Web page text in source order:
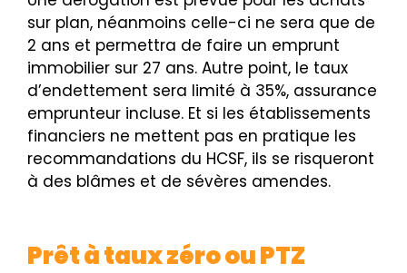
sur plan, néanmoins celle-ci ne sera que de
2 ans et permettra de faire un emprunt
immobilier sur 27 ans. Autre point, le taux
d’endettement sera limité à 35%, assurance
emprunteur incluse. Et si les établissements
financiers ne mettent pas en pratique les
recommandations du HCSF, ils se risqueront
à des blâmes et de sévères amendes.
Prêt à taux zéro ou PTZ